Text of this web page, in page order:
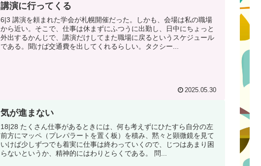
講演に行ってくる
6|3 講演を頼まれた学会が札幌開催だった。しかも、会場は私の職場
から近い。そこで、仕事は休まずにふつうに出勤し、日中にちょっと
外出するかんじで、講演だけしてまた職場に戻るというスケジュール
である。聞けば交通費を出してくれるらしい。タクシー...
2025.05.30
気が進まない
18|28 たくさん仕事があるときには、何も考えずにひたすら自分の左
前方にマッペ（プレパラートを置く板）を積み、黙々と顕微鏡を見て
いけば少しずつでも着実に仕事は終わっていくので、じつはあまり困
らないというか、精神的にはわりとらくである。 問...